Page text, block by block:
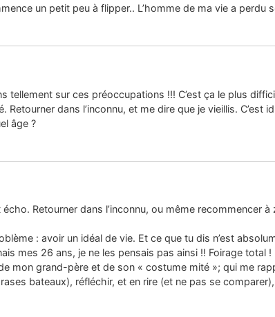
un petit peu à flipper.. L’homme de ma vie a perdu
tellement sur ces préoccupations !!! C’est ça le plus
Retourner dans l’inconnu, et me dire que je vieillis.
âge ?
Retourner dans l’inconnu, ou même recommencer
: avoir un idéal de vie. Et ce que tu dis n’est
mes 26 ans, je ne les pensais pas ainsi !! Foirage total !
mon grand-père et de son « costume mité »; qui me
bateaux), réfléchir, et en rire (et ne pas se